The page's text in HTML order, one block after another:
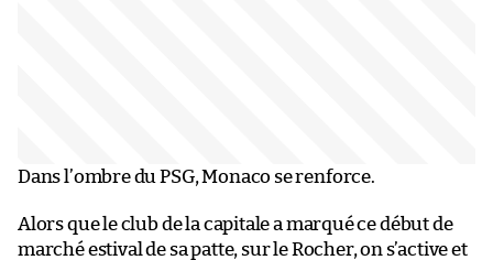
Dans l’ombre du PSG, Monaco se renforce.
Alors que le club de la capitale a marqué ce début de
marché estival de sa patte, sur le Rocher, on s’active et